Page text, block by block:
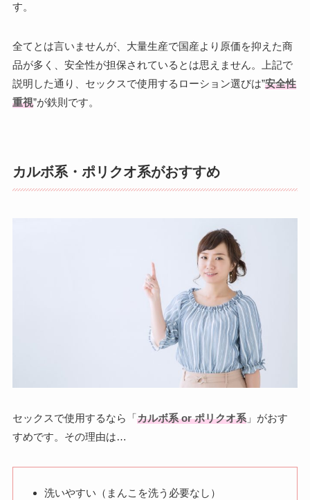
す。
全てとは言いませんが、大量生産で国産より原価を抑えた商
品が多く、安全性が担保されているとは思えません。上記で
説明した通り、セックスで使用するローション選びは”安全性
重視”が鉄則です。
カルボ系・ポリクオ系がおすすめ
セックスで使用するなら「カルボ系 or ポリクオ系」がおす
すめです。その理由は…
洗いやすい（まんこを洗う必要なし）